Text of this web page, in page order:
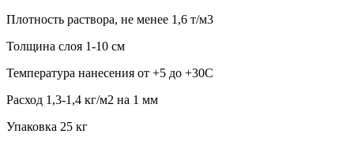
Плотность раствора, не менее 1,6 т/м3
Толщина слоя 1-10 см
Температура нанесения от +5 до +30С
Расход 1,3-1,4 кг/м2 на 1 мм
Упаковка 25 кг